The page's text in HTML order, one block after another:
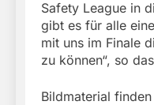
Safety League in
gibt es für alle
mit uns im Finale
zu können“, so
Bildmaterial